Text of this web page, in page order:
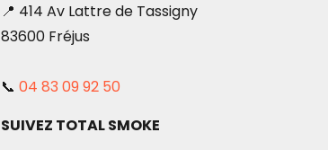
📍 414 Av Lattre de Tassigny
83600 Fréjus
📞 04 83 09 92 50
SUIVEZ TOTAL SMOKE